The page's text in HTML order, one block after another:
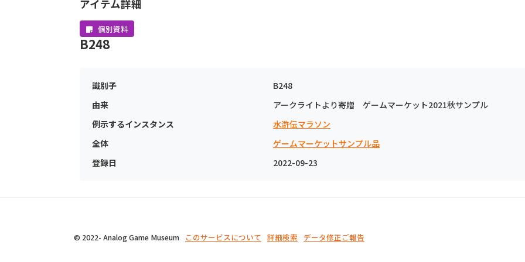
アイテム詳細
個別資料
B248
識別子
B248
由来
アークライトより寄贈 ゲームマーケット2021秋サンプル
例示するインスタンス
水滸伝マラソン
全体
ゲームマーケットサンプル品
登録日
2022-09-23
© 2022- Analog Game Museum このサービスについて 詳細検索 データ修正ご報告